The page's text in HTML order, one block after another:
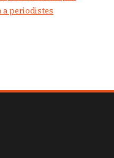
a periodistes